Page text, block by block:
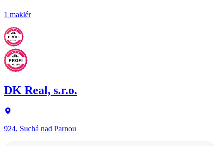
1 maklér
DK Real, s.r.o.
924, Suchá nad Parnou